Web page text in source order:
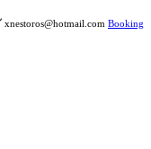
xnestoros@hotmail.com Booking